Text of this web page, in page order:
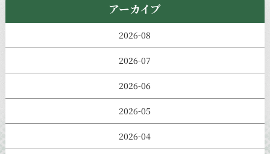
アーカイブ
2026-08
2026-07
2026-06
2026-05
2026-04